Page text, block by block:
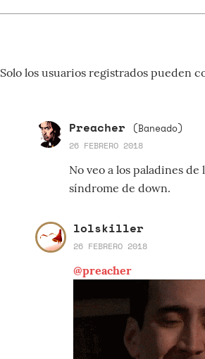
Solo los usuarios registrados pueden
Preacher (Baneado)
26 FEBRERO 2018
No veo a los paladines
síndrome de down.
lolskiller
26 FEBRERO 2018
@preacher